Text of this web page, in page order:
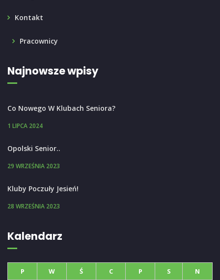
Kontakt
Pracownicy
Najnowsze wpisy
Co Nowego W Klubach Seniora?
1 LIPCA 2024
Opolski Senior..
29 WRZEŚNIA 2023
Kluby Poczuły Jesień!
28 WRZEŚNIA 2023
Kalendarz
P W Ś C P S N